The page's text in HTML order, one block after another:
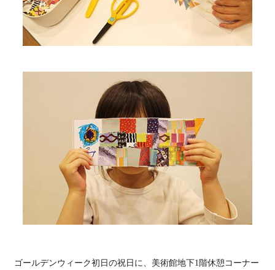
ゴールデンウィーク初日の祝日に、美術館地下1 階休憩コーナー